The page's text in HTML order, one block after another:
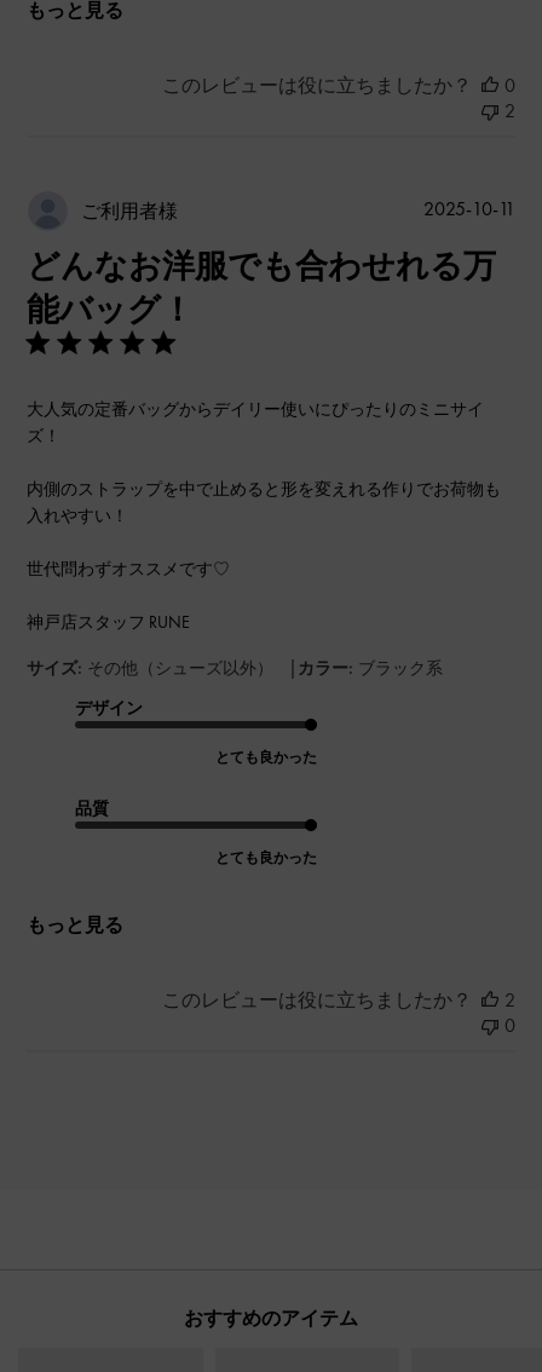
もっと見る
このレビューは役に立ちましたか？
0
2
ご利用者様
どんなお洋服でも合わせれる万
能バッグ！
大人気の定番バッグからデイリー使いにぴったりのミニサイ
ズ！
内側のストラップを中で止めると形を変えれる作りでお荷物も
入れやすい！
世代問わずオススメです♡
神戸店スタッフ RUNE
サイズ: その他（シューズ以外） | カラー: ブラック系
デザイン
とても良かった
品質
とても良かった
もっと見る
2025-10-11
このレビューは役に立ちましたか？
2
0
おすすめのアイテム